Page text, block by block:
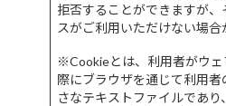
拒否することができますが
スがご利用いただけない場合
※Cookieとは、利用者がウ
際にブラウザを通じて利用
さなテキストファイルであ